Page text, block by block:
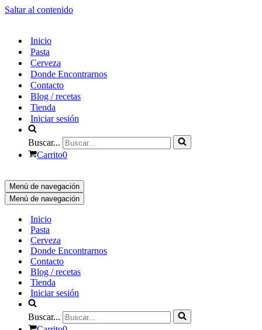
Saltar al contenido
Inicio
Pasta
Cerveza
Donde Encontrarnos
Contacto
Blog / recetas
Tienda
Iniciar sesión
Buscar...
Carrito0
Menú de navegación
Menú de navegación
Inicio
Pasta
Cerveza
Donde Encontrarnos
Contacto
Blog / recetas
Tienda
Iniciar sesión
Buscar...